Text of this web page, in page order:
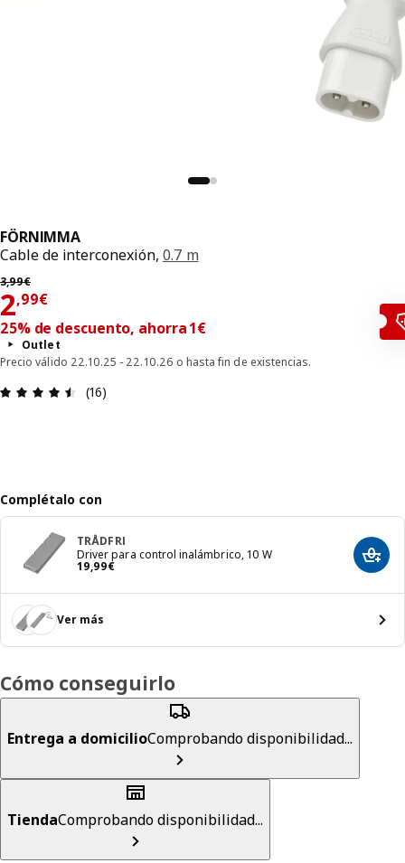
FÖRNIMMA
Cable de interconexión, 0.7 m
3,99€
Precio anterior 3,99€
2,99€
El precio 2,99€
25% de descuento, ahorra 1€
Outlet
Precio válido 22.10.25 - 22.10.26 o hasta fin de existencias.
Reseña: 4.5 de 5 estrellas. Revisiones totales: 16
(16)
Complétalo con
TRÅDFRI
Driver para control inalámbrico, 10 W
19,99€
El precio 19,99€
Ver más
Cómo conseguirlo
Entrega a domicilioComprobando disponibilidad...
TiendaComprobando disponibilidad...